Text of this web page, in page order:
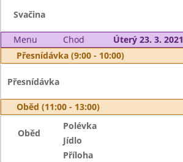
Svačina
Menu Chod
Úterý 23. 3. 2021
Přesnídávka (9:00 - 10:00)
Přesnídávka
Oběd (11:00 - 13:00)
Oběd
Polévka
Jídlo
Příloha